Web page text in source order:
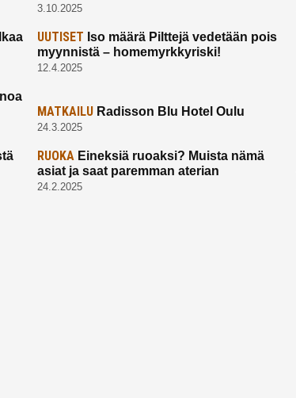
3.10.2025
UUTISET Iso määrä Pilttejä vedetään pois
myynnistä – homemyrkkyriski!
12.4.2025
MATKAILU Radisson Blu Hotel Oulu
24.3.2025
RUOKA Eineksiä ruoaksi? Muista nämä
asiat ja saat paremman aterian
24.2.2025